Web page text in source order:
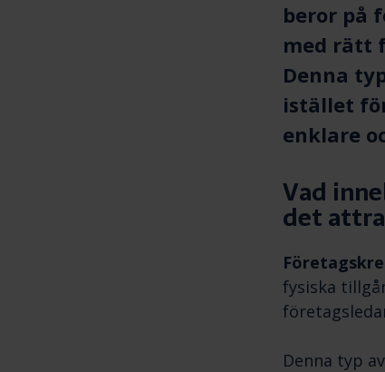
beror på
med rätt
Denna
istället
enklare
Vad
det
fysiska
Denna typ